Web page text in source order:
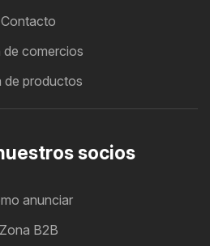
Contacto
de comercios
de productos
socios
anunciar
Zona B2B